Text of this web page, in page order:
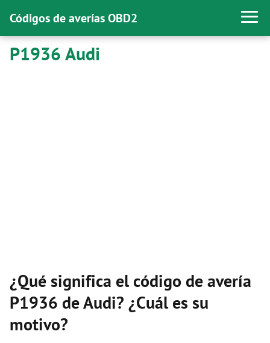
Códigos de averías OBD2
P1936 Audi
¿Qué significa el código de avería
P1936 de Audi? ¿Cuál es su
motivo?